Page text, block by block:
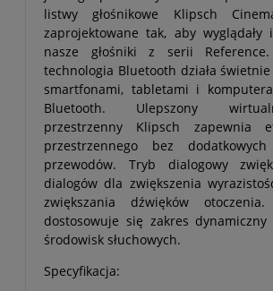
listwy głośnikowe Klipsch
zaprojektowane tak, aby wyglądały
nasze głośniki z serii Reference.
technologia Bluetooth działa
smartfonami, tabletami i
Bluetooth. Ulepszony
przestrzenny Klipsch zapewnia
przestrzennego bez
przewodów. Tryb dialogowy
dialogów dla zwiększenia
zwiększania dźwięków
dostosowuje się zakres
środowisk słuchowych.
Specyfikacja: